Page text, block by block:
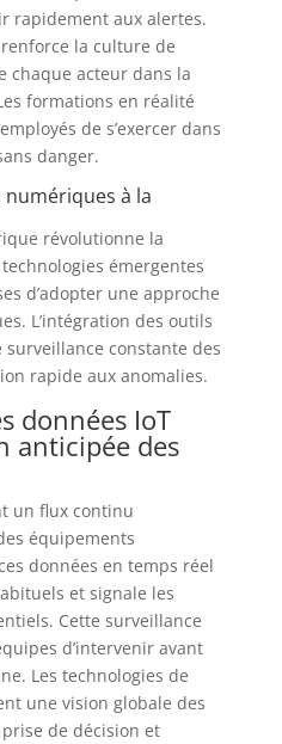
rapidement aux alertes.
la culture de
chaque acteur dans la
formations en réalité
de s’exercer dans
danger.
numériques à la
révolutionne la
émergentes
d’adopter une approche
L’intégration des outils
constante des
rapide aux anomalies.
données IoT
anticipée des
un flux continu
équipements
données en temps réel
et signale les
Cette surveillance
d’intervenir avant
Les technologies de
une vision globale des
de décision et